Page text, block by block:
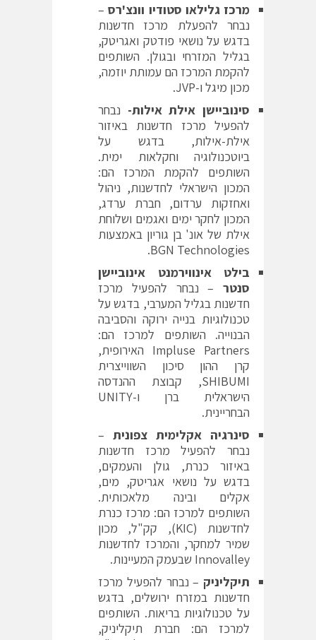
מרכז גלילאו סטודיו וונצ'רס–
נבחר להפעלת מרכז חדשנות
בדגש על נושאי פודטק ואגריטק,
בגליל המזרחי ובגולן. השותפים
להקמת המרכז הם עמותת יוזמה,
מכון מיגל ו-JVP.
סינוביישן אילת אילות- נבחר
להפעיל מרכז חדשנות באיזור
אילת-אילות, בדגש על
ביוטכנולוגיה וחקלאות ימית.
השותפים להקמת המרכז הם:
המכון הישראלי לחדשנות, ניהול
ואחזקות ערדום, חברת ערדג,
המכון לחקר ימים ואגמים ושלוחת
אילת של אונ' בן גוריון באמצעות
BGN Technologies.
בילט אינווירמנט אינוביישן
סנטר – נבחר להפעיל מרכז
חדשנות בגליל המערבי, בדגש על
טכנולוגיות בנייה ירוקה והסביבה
הבנוייה. השותפים למרכז הם:
Impluse Partners האירופית,
קרן ההון סיכון השווייצרית
SHIBUMI, קבוצת ההנדסה
הישראלית ברן ו-UNITY
הבחריינית.
סינרגיה אקלימית צפונית –
נבחר להפעיל מרכז חדשנות
באיזור כנרת, גולן והעמקים,
בדגש על נושאי אגריטק, מים,
אקלים ובינה מלאכותית.
השותפים למרכז הם: מרכז כנרת
לחדשנות (KIC), קק"ל, מכון
שמיר למחקר, והמרכז לחדשנות
Innovalley שבעמק המעיינות.
תיקליניק – נבחר להפעיל מרכז
חדשנות במזרח ירושלים, בדגש
על טכנולוגיות בריאות. השותפים
למרכז הם: חברת תיקליניק,